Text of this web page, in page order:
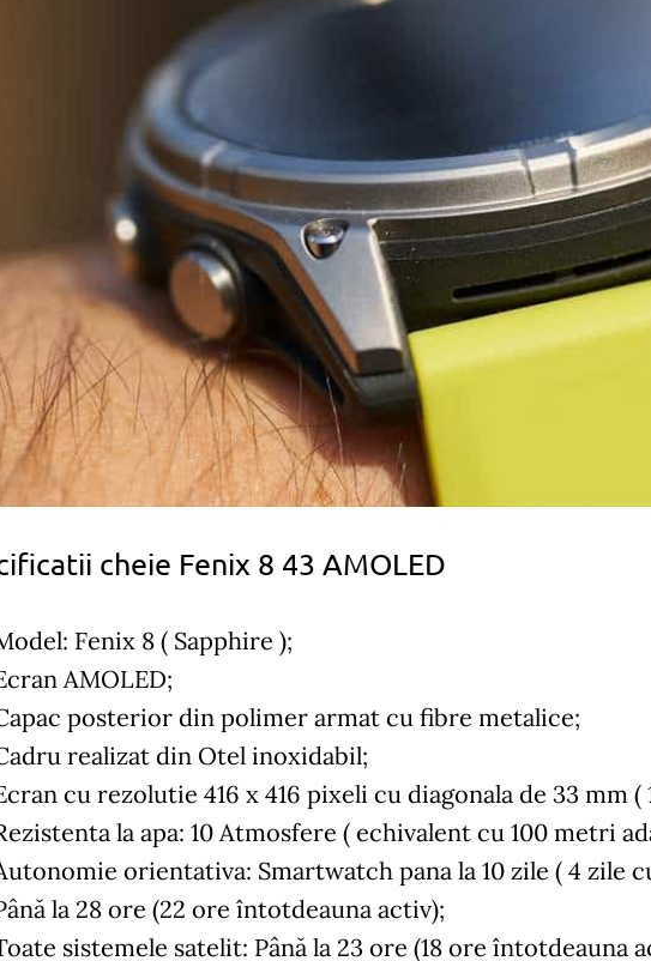
cheie Fenix 8 43 AMOLED
Fenix 8 ( Sapphire );
AMOLED;
posterior din polimer armat cu fibre metalice;
realizat din Otel inoxidabil;
cu rezolutie 416 x 416 pixeli cu diagonala de 33 mm (
la apa: 10 Atmosfere ( echivalent cu 100 metri
orientativa: Smartwatch pana la 10 zile ( 4 zile
la 28 ore (22 ore întotdeauna activ);
sistemele satelit: Până la 23 ore (18 ore întotdeauna